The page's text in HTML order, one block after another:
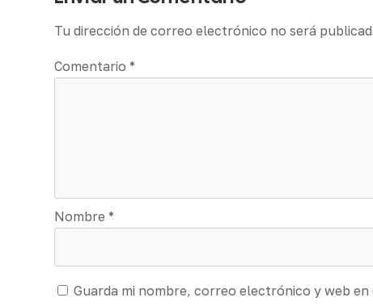
Tu dirección de correo electrónico no será
Comentario*
Nombre*
Guarda mi nombre, correo electrónico y web